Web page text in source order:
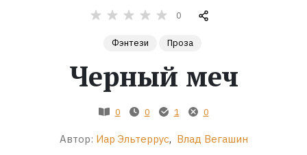
Экранизации
0
Фэнтези Проза
Черный меч
0 0 1 0
Автор: Иар Эльтеррус, Влад Вегашин